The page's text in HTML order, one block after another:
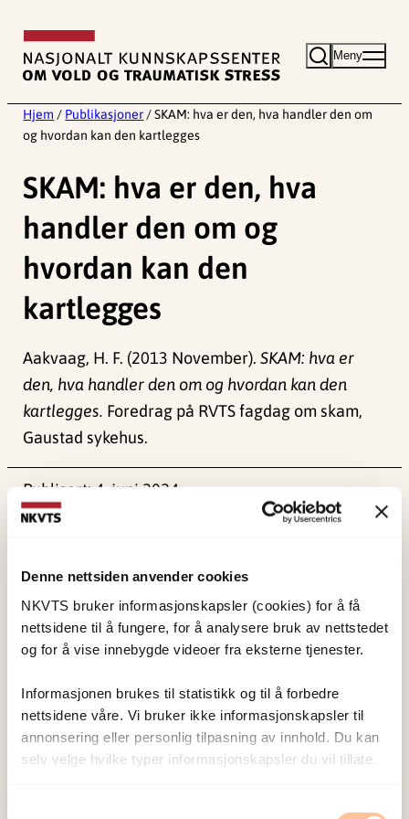
Denne nettsiden anvender cookies
NKVTS bruker informasjonskapsler (cookies) for å få
nettsidene til å fungere, for å analysere bruk av nettstedet
og for å vise innebygde videoer fra eksterne tjenester.
Informasjonen brukes til statistikk og til å forbedre
nettsidene våre. Vi bruker ikke informasjonskapsler til
annonsering eller personlig tilpasning av innhold. Du kan
selv velge hvilke typer informasjonskapsler du vil tillate.
innhold
Meny
Hjem / Publikasjoner / SKAM: hva er den, hva handler den om
og hvordan kan den kartlegges
SKAM: hva er den, hva
handler den om og
hvordan kan den
kartlegges
Aakvaag, H. F. (2013 November).SKAM: hva er
den, hva handler den om og hvordan kan den
kartlegges. Foredrag på RVTS fagdag om skam,
Gaustad sykehus.
Publisert:4. juni 2024
Sist redigert:
NKVTS utvikler og sprer kunnskap og kompetanse
til å forebygge og redusere de helsemessige og
sosiale konsekvensene som vold og traumatisk
stress kan medføre.